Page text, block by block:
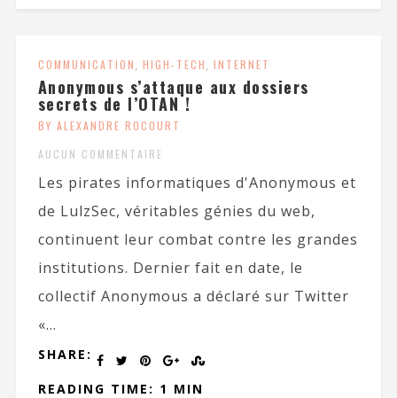
COMMUNICATION, HIGH-TECH, INTERNET
Anonymous s’attaque aux dossiers
secrets de l’OTAN !
BY ALEXANDRE ROCOURT
AUCUN COMMENTAIRE
Les pirates informatiques d'Anonymous et
de LulzSec, véritables génies du web,
continuent leur combat contre les grandes
institutions. Dernier fait en date, le
collectif Anonymous a déclaré sur Twitter
«...
SHARE:
READING TIME: 1 MIN